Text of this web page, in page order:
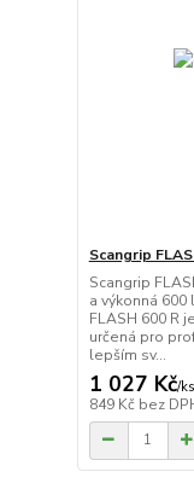
Scangrip
Scangrip
a výkonná
FLASH 600 R
určená pro
lepším sv...
1 027 Kč/ks
849 Kč bez